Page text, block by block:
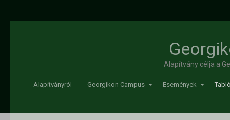
Alapítvány célja a
Alapítványról Georgikon Campus Események